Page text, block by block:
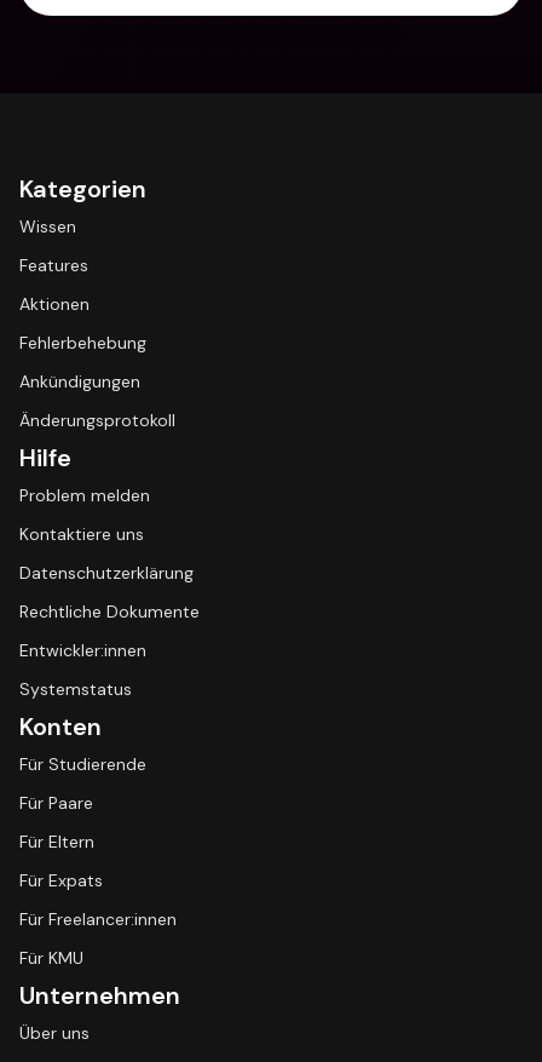
Kategorien
Wissen
Features
Aktionen
Fehlerbehebung
Ankündigungen
Änderungsprotokoll
Hilfe
Problem melden
Kontaktiere uns
Datenschutzerklärung
Rechtliche Dokumente
Entwickler:innen
Systemstatus
Konten
Für Studierende
Für Paare
Für Eltern
Für Expats
Für Freelancer:innen
Für KMU
Unternehmen
Über uns